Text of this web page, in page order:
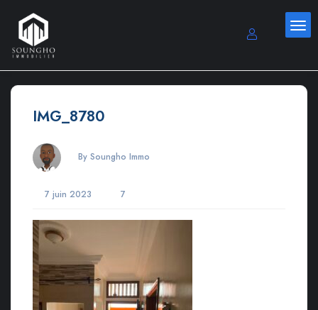
IMG_8780
By Soungho Immo
7 juin 2023 7